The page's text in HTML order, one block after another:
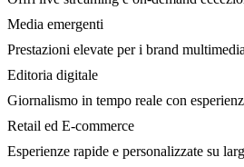
Media emergenti
Prestazioni elevate per i brand
Editoria digitale
Giornalismo in tempo reale con
Retail ed E-commerce
Esperienze rapide e personalizzate su